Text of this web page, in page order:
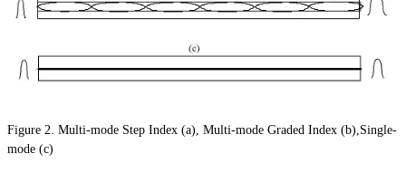
Figure 2. Multi-mode Step Index (a), Multi-mode Graded Index (b),Single-
mode (c)